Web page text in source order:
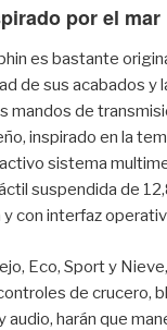
por el mar
es bastante
de sus acabados y
mandos de
inspirado en la
sistema
suspendida de
con interfaz
Eco, Sport y
de crucero,
harán que